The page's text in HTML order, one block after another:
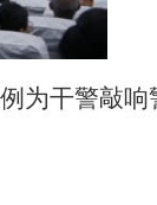
为干警敲响